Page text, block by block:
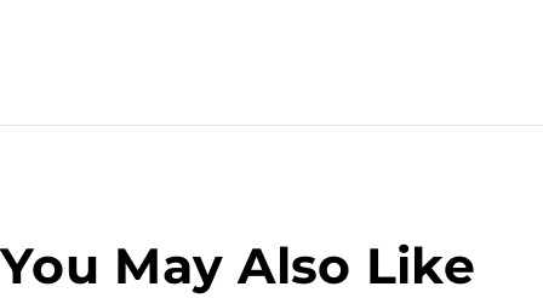
You May Also Like